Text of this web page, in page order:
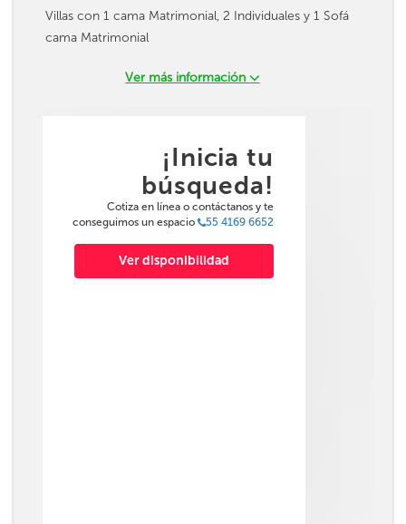
Villas con 1 cama Matrimonial, 2 Individuales y 1 Sofá
cama Matrimonial
Ver más información
¡Inicia tu
búsqueda!
Cotiza en línea o contáctanos y te
conseguimos un espacio
55 4169 6652
Ver disponibilidad